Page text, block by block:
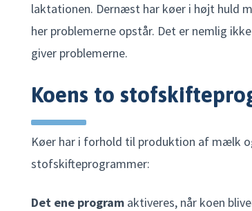
laktationen. Dernæst har køer i højt huld
her problemerne opstår. Det er nemlig
giver problemerne.
Koens to
Køer har i forhold til produktion af mælk
stofskifteprogrammer:
Det ene program aktiveres, når koen